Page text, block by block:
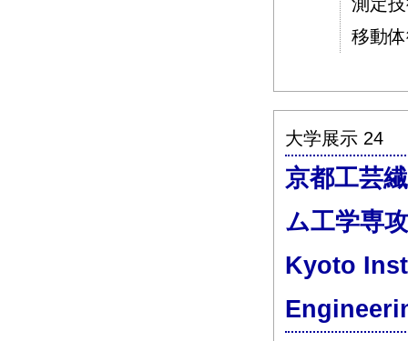
移動
大学展示 24
京都工芸
ム工学専
Kyoto